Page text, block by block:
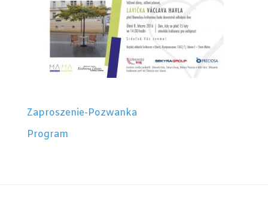
Zaproszenie-Pozwanka
Program